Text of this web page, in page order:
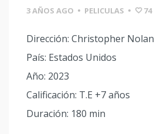
3 AÑOS AGO • PELICULAS • 74
Dirección: Christopher Nolan
País: Estados Unidos
Año: 2023
Calificación: T.E +7 años
Duración: 180 min